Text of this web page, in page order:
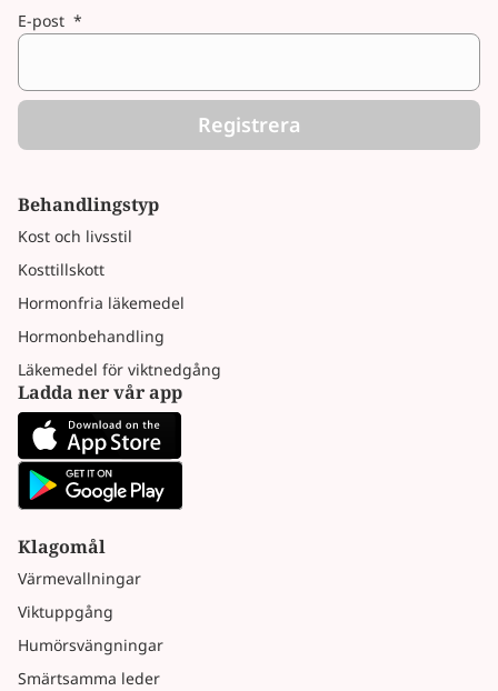
Behandlingstyp
Kost och livsstil
Kosttillskott
Hormonfria läkemedel
Hormonbehandling
Läkemedel för viktnedgång
Ladda ner vår app
Klagomål
Värmevallningar
Viktuppgång
Humörsvängningar
Smärtsamma leder
E-post *
Registrera